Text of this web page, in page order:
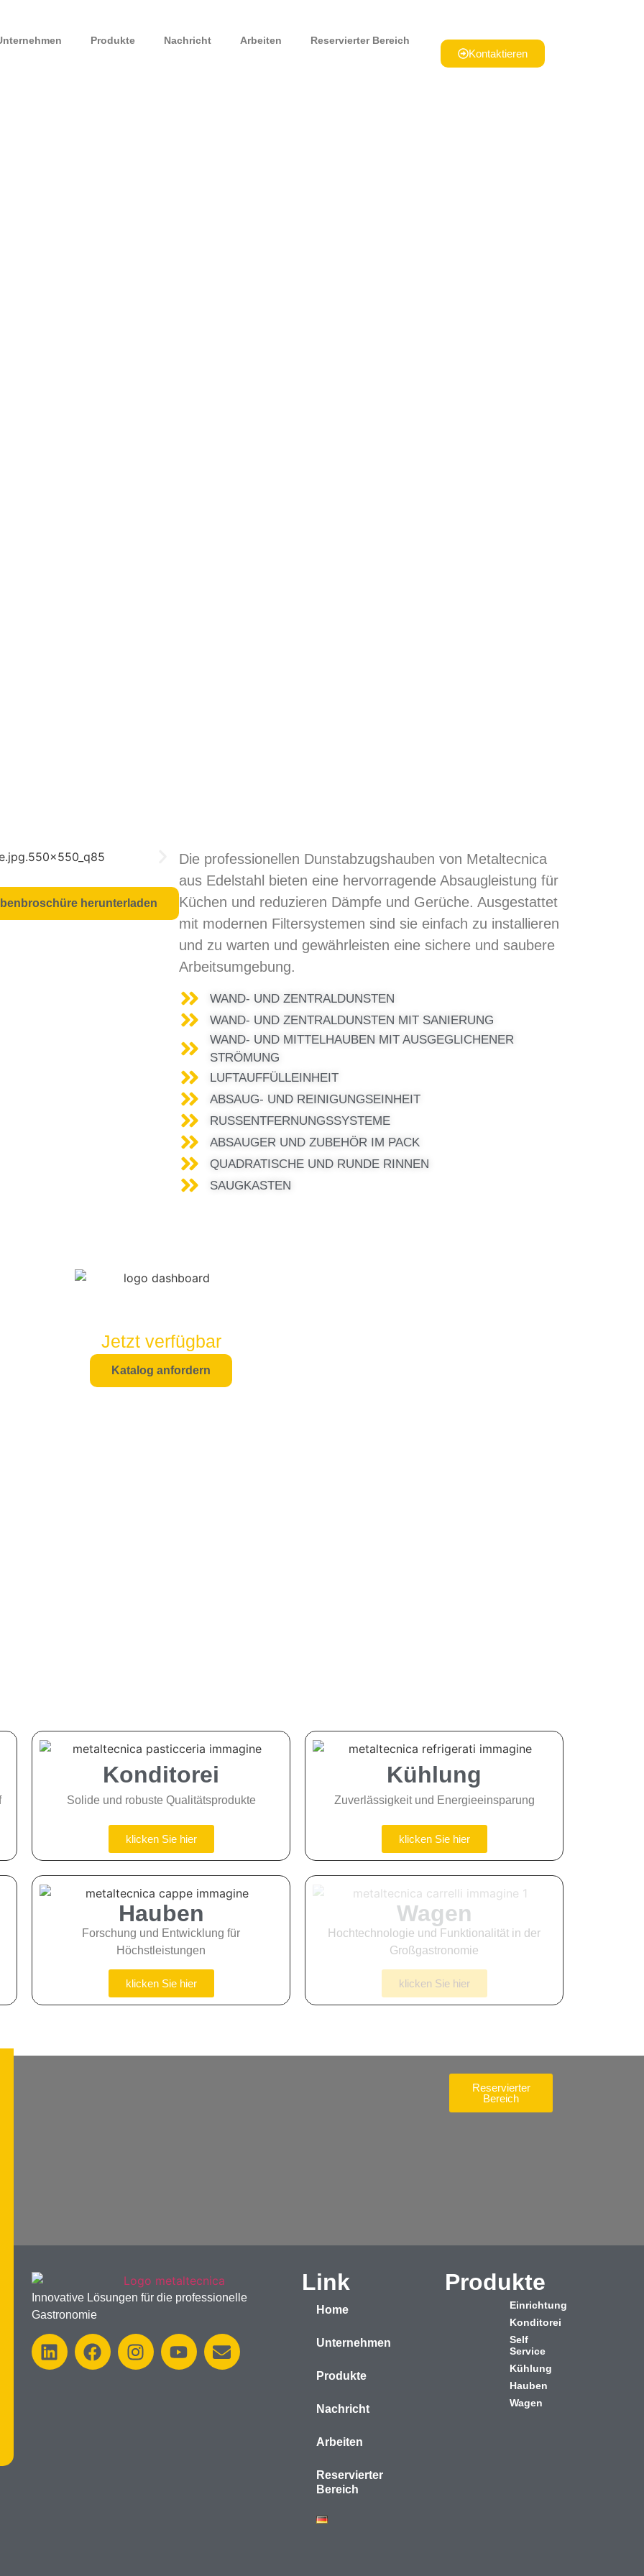
Produkte Nachricht Arbeiten Reservierter Bereich
Kontaktieren
Die professionellen Dunstabzugshauben von Metaltecnica
aus Edelstahl bieten eine hervorragende Absaugleistung für
Küchen und reduzieren Dämpfe und Gerüche. Ausgestattet
mit modernen Filtersystemen sind sie einfach zu installieren
und zu warten und gewährleisten eine sichere und saubere
Arbeitsumgebung.
WAND- UND ZENTRALDUNSTEN
WAND- UND ZENTRALDUNSTEN MIT SANIERUNG
WAND- UND MITTELHAUBEN MIT AUSGEGLICHENER
STRÖMUNG
LUFTAUFFÜLLEINHEIT
ABSAUG- UND REINIGUNGSEINHEIT
RUSSENTFERNUNGSSYSTEME
ABSAUGER UND ZUBEHÖR IM PACK
QUADRATISCHE UND RUNDE RINNEN
SAUGKASTEN
herunterladen
Jetzt verfügbar
Katalog anfordern
Konditorei
Solide und robuste Qualitätsprodukte
klicken Sie hier
Kühlung
Zuverlässigkeit und Energieeinsparung
klicken Sie hier
Hauben
Forschung und Entwicklung für
Höchstleistungen
klicken Sie hier
Wagen
Hochtechnologie und Funktionalität in der
Großgastronomie
klicken Sie hier
Reservierter
Bereich
Innovative Lösungen für die professionelle
Gastronomie
Link
Home
Unternehmen
Produkte
Nachricht
Arbeiten
Reservierter
Bereich
Produkte
Einrichtung
Konditorei
Self
Service
Kühlung
Hauben
Wagen